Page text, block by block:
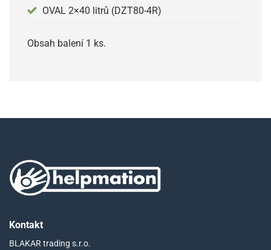
OVAL 2×40 litrů (DZT80-4R)
Obsah balení 1 ks.
Kontakt
BLAKAR trading s.r.o.